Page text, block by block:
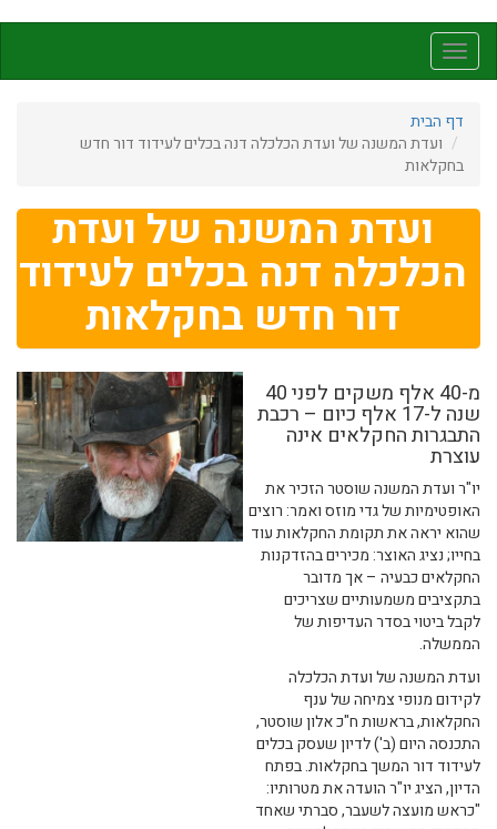
לתוכן
העיקריToggle
navigation
דף הבית
ועדת המשנה של ועדת הכלכלה דנה בכלים לעידוד דור חדש
בחקלאות
ועדת המשנה של ועדת
הכלכלה דנה בכלים לעידוד
דור חדש בחקלאות
מ-40 אלף משקים לפני 40
שנה ל-17 אלף כיום – רכבת
התבגרות החקלאים אינה
עוצרת
יו"ר ועדת המשנה שוסטר הזכיר את
האופטימיות של גדי מוזס ואמר: רוצים
שהוא יראה את תקומת החקלאות עוד
בחייו; נציג האוצר: מכירים בהזדקנות
החקלאים כבעיה – אך מדובר
בתקציבים משמעותיים שצריכים
לקבל ביטוי בסדר העדיפות של
הממשלה.
ועדת המשנה של ועדת הכלכלה
לקידום מנופי צמיחה של ענף
החקלאות, בראשות ח"כ אלון שוסטר,
התכנסה היום (ב') לדיון שעסק בכלים
לעידוד דור המשך בחקלאות. בפתח
הדיון, הציג יו"ר הועדה את מטרותיו:
"כראש מועצה לשעבר, סברתי שאחד